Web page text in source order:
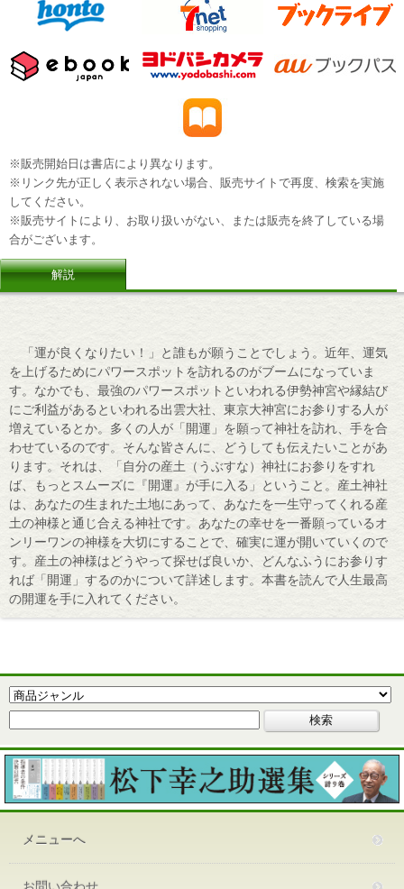
※販売開始日は書店により異なります。
※リンク先が正しく表示されない場合、販売サイトで再度、検索を実施
してください。
※販売サイトにより、お取り扱いがない、または販売を終了している場
合がございます。
解説
「運が良くなりたい！」と誰もが願うことでしょう。近年、運気
を上げるためにパワースポットを訪れるのがブームになっていま
す。なかでも、最強のパワースポットといわれる伊勢神宮や縁結び
にご利益があるといわれる出雲大社、東京大神宮にお参りする人が
増えているとか。多くの人が「開運」を願って神社を訪れ、手を合
わせているのです。そんな皆さんに、どうしても伝えたいことがあ
ります。それは、「自分の産土（うぶすな）神社にお参りをすれ
ば、もっとスムーズに『開運』が手に入る」ということ。産土神社
は、あなたの生まれた土地にあって、あなたを一生守ってくれる産
土の神様と通じ合える神社です。あなたの幸せを一番願っているオ
ンリーワンの神様を大切にすることで、確実に運が開いていくので
す。産土の神様はどうやって探せば良いか、どんなふうにお参りす
れば「開運」するのかについて詳述します。本書を読んで人生最高
の開運を手に入れてください。
メニューへ
お問い合わせ